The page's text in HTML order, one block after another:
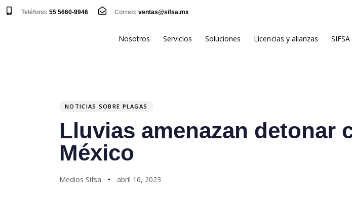
Teléfono: 55 5660-9946 Correo: ventas@sifsa.mx
Nosotros Servicios Soluciones Licencias y alianzas
NOTICIAS SOBRE PLAGAS
Lluvias amenazan detonar
México
Medios Sifsa abril 16, 2023